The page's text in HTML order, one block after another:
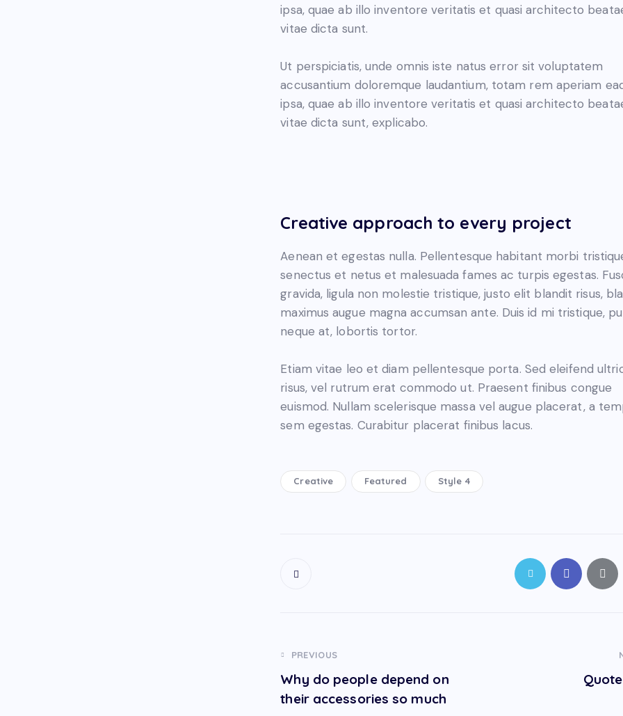
ipsa, quae ab illo inventore veritatis et quasi architecto
vitae dicta sunt.
Ut perspiciatis, unde omnis iste natus error sit voluptatem
accusantium doloremque laudantium, totam rem aperiam
ipsa, quae ab illo inventore veritatis et quasi architecto
vitae dicta sunt, explicabo.
Creative approach to every project
Aenean et egestas nulla. Pellentesque habitant morbi
senectus et netus et malesuada fames ac turpis egestas.
gravida, ligula non molestie tristique, justo elit blandit risus,
maximus augue magna accumsan ante. Duis id mi tristique,
neque at, lobortis tortor.
Etiam vitae leo et diam pellentesque porta. Sed eleifend
risus, vel rutrum erat commodo ut. Praesent finibus congue
euismod. Nullam scelerisque massa vel augue placerat, a
sem egestas. Curabitur placerat finibus lacus.
Creative Featured Style 4
PREVIOUS
Why do people depend on
their accessories so much